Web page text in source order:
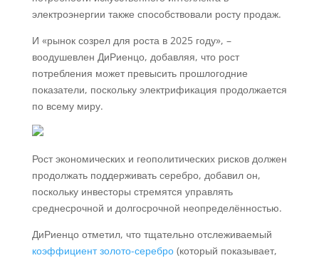
электроэнергии также способствовали росту продаж.
И «рынок созрел для роста в 2025 году», –
воодушевлен ДиРиенцо, добавляя, что рост
потребления может превысить прошлогодние
показатели, поскольку электрификация продолжается
по всему миру.
Рост экономических и геополитических рисков должен
продолжать поддерживать серебро, добавил он,
поскольку инвесторы стремятся управлять
среднесрочной и долгосрочной неопределённостью.
ДиРиенцо отметил, что тщательно отслеживаемый
коэффициент золото-серебро(который показывает,